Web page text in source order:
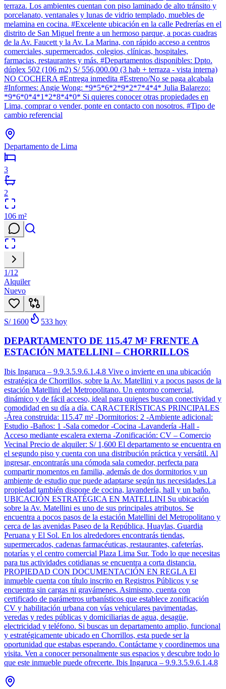
terraza. Los ambientes cuentan con piso laminado de alto tránsito y
porcelanato, ventanales y lunas de vidrio templado, muebles de
melamina en cocina. #Excelente ubicación en la calle Pedrerías en el
distrito de San Miguel frente a un hermoso parque, a pocas cuadras
de la Av. Faucett y la Av. La Marina, con rápido acceso a centros
comerciales, supermercados, colegios, clínicas, hospitales,
farmacias, restaurantes y más. #Departamentos disponibles: Dpto.
dúplex 502 (106 m2) S/ 556,000.00 (3 hab + terraza - vista interna)
NO COCHERA #Entrega inmedita #Estreno/No se paga alcabala
#Informes: Angie Wong: *9*5*6*2*9*2*7*4*4* Julia Balarezo:
*9*6*0*4*1*2*8*4*0* Si quieres conocer otras propiedades en
Lima, comprar o vender, ponte en contacto con nosotros. #Tipo de
cambio referencial
Departamento de Lima
3
2
106 m²
1/12
Alquiler
Nuevo
S/ 1600 533 hoy
DEPARTAMENTO DE 115.47 M² FRENTE A
ESTACIÓN MATELLINI – CHORRILLOS
Ibis Ingaruca – 9.9.3.5.9.6.1.4.8 Vive o invierte en una ubicación
estratégica de Chorrillos, sobre la Av. Matellini y a pocos pasos de la
estación Matellini del Metropolitano. Un entorno comercial,
dinámico y de fácil acceso, ideal para quienes buscan conectividad y
comodidad en su día a día. CARACTERÍSTICAS PRINCIPALES
-Área construida: 115.47 m² -Dormitorios: 2 -Ambiente adicional:
Estudio -Baños: 1 -Sala comedor -Cocina -Lavandería -Hall -
Acceso mediante escalera externa -Zonificación: CV – Comercio
Vecinal Precio de alquiler: S/ 1,600 El departamento se encuentra en
el segundo piso y cuenta con una distribución práctica y versátil. Al
ingresar, encontrarás una cómoda sala comedor, perfecta para
compartir momentos en familia, además de dos dormitorios y un
ambiente de estudio que puede adaptarse según tus necesidades.La
propiedad también dispone de cocina, lavandería, hall y un baño.
UBICACIÓN ESTRATÉGICA EN MATELLINI Su ubicación
sobre la Av. Matellini es uno de sus principales atributos. Se
encuentra a pocos pasos de la estación Matellini del Metropolitano y
cerca de las avenidas Paseo de la República, Huaylas, Guardia
Peruana y El Sol. En los alrededores encontrarás tiendas,
supermercados, cadenas farmacéuticas, restaurantes, cafeterías,
notarías y el centro comercial Plaza Lima Sur. Todo lo que necesitas
para tus actividades cotidianas se encuentra a corta distancia.
PROPIEDAD CON DOCUMENTACIÓN EN REGLA El
inmueble cuenta con título inscrito en Registros Públicos y se
encuentra sin cargas ni gravámenes. Asimismo, cuenta con
certificado de parámetros urbanísticos que establece zonificación
CV y habilitación urbana con vías vehiculares pavimentadas,
veredas y redes públicas y domiciliarias de agua, desagüe,
electricidad y teléfono. Si buscas un departamento amplio, funcional
y estratégicamente ubicado en Chorrillos, esta puede ser la
oportunidad que estabas esperando. Contáctame y coordinemos una
visita. Ven a conocer personalmente sus espacios y descubre todo lo
que este inmueble puede ofrecerte. Ibis Ingaruca – 9.9.3.5.9.6.1.4.8